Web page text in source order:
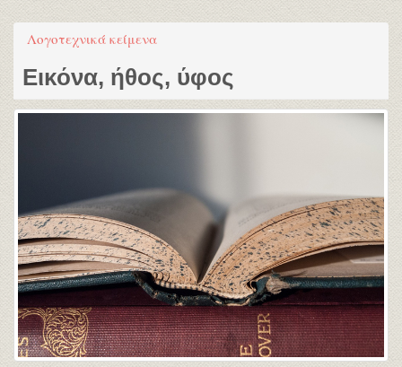
Λογοτεχνικά κείμενα
Εικόνα, ήθος, ύφος